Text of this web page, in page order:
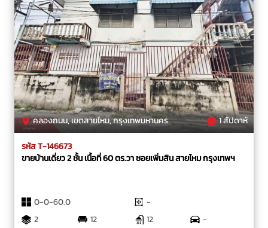
คลองถนน, เขตสายไหม, กรุงเทพมหานคร 1 สัปดาห์
รหัส T-146673
ขายบ้านเดี่ยว 2 ชั้น เนื้อที่ 60 ตร.วา ซอยเพิ่มสิน สายไหม กรุงเทพฯ
0-0-60.0
-
2
12 12 -